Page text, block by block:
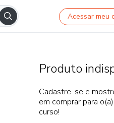
Acessar meu
Produto
Cadastre-se e
em comprar para
curso!